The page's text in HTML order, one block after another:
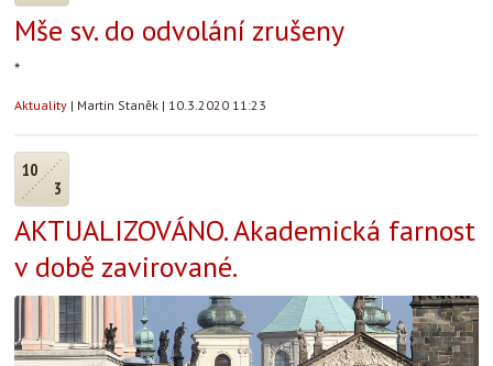
Mše sv. do odvolání zrušeny
*
Aktuality | Martin Staněk | 10.3.2020 11:23
10
3
AKTUALIZOVÁNO. Akademická farnost
v době zavirované.